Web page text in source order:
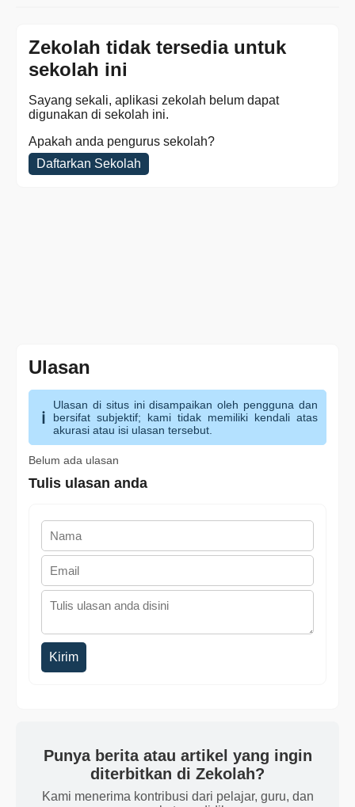
Zekolah tidak tersedia untuk
sekolah ini
Sayang sekali, aplikasi zekolah belum dapat
digunakan di sekolah ini.
Apakah anda pengurus sekolah?
Daftarkan Sekolah
Ulasan
Ulasan di situs ini disampaikan oleh pengguna dan
bersifat subjektif; kami tidak memiliki kendali atas
akurasi atau isi ulasan tersebut.
Belum ada ulasan
Tulis ulasan anda
Kirim
Punya berita atau artikel yang ingin
diterbitkan di Zekolah?
Kami menerima kontribusi dari pelajar, guru, dan